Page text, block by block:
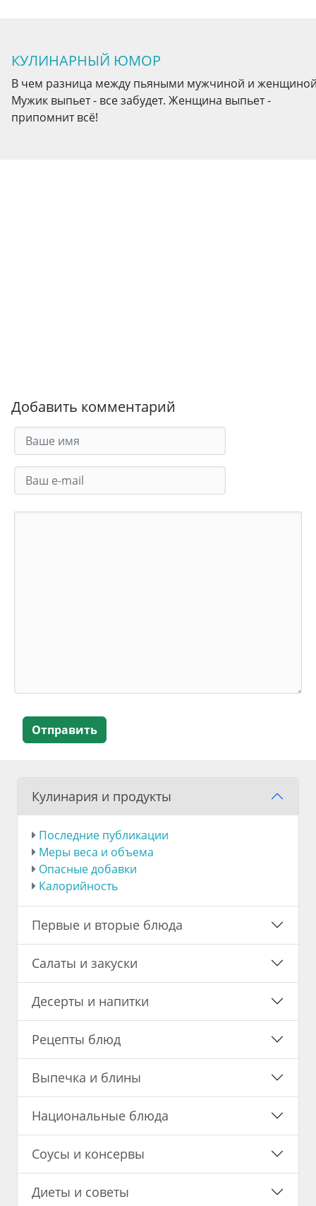
КУЛИНАРНЫЙ ЮМОР
В чем разница между пьяными мужчиной и
Мужик выпьет - все забудет. Женщина выпьет -
припомнит всё!
Добавить комментарий
Отправить
Кулинария и продукты
Последние публикации
Меры веса и объема
Опасные добавки
Калорийность
Первые и вторые блюда
Салаты и закуски
Десерты и напитки
Рецепты блюд
Выпечка и блины
Национальные блюда
Соусы и консервы
Диеты и советы